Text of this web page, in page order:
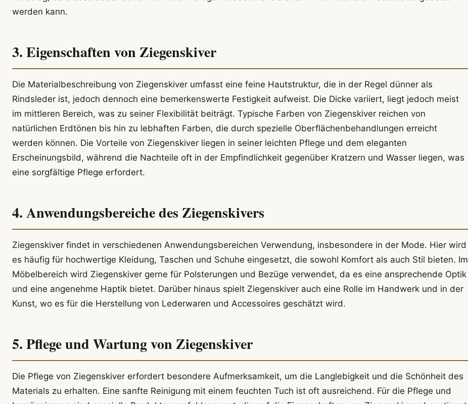
werden kann.
3. Eigenschaften von Ziegenskiver
Die Materialbeschreibung von Ziegenskiver umfasst eine feine Hautstruktur, die in der Regel dünner als
Rindsleder ist, jedoch dennoch eine bemerkenswerte Festigkeit aufweist. Die Dicke variiert, liegt jedoch meist
im mittleren Bereich, was zu seiner Flexibilität beiträgt. Typische Farben von Ziegenskiver reichen von
natürlichen Erdtönen bis hin zu lebhaften Farben, die durch spezielle Oberflächenbehandlungen erreicht
werden können. Die Vorteile von Ziegenskiver liegen in seiner leichten Pflege und dem eleganten
Erscheinungsbild, während die Nachteile oft in der Empfindlichkeit gegenüber Kratzern und Wasser liegen, was
eine sorgfältige Pflege erfordert.
4. Anwendungsbereiche des Ziegenskivers
Ziegenskiver findet in verschiedenen Anwendungsbereichen Verwendung, insbesondere in der Mode. Hier wird
es häufig für hochwertige Kleidung, Taschen und Schuhe eingesetzt, die sowohl Komfort als auch Stil bieten. Im
Möbelbereich wird Ziegenskiver gerne für Polsterungen und Bezüge verwendet, da es eine ansprechende Optik
und eine angenehme Haptik bietet. Darüber hinaus spielt Ziegenskiver auch eine Rolle im Handwerk und in der
Kunst, wo es für die Herstellung von Lederwaren und Accessoires geschätzt wird.
5. Pflege und Wartung von Ziegenskiver
Die Pflege von Ziegenskiver erfordert besondere Aufmerksamkeit, um die Langlebigkeit und die Schönheit des
Materials zu erhalten. Eine sanfte Reinigung mit einem feuchten Tuch ist oft ausreichend. Für die Pflege und